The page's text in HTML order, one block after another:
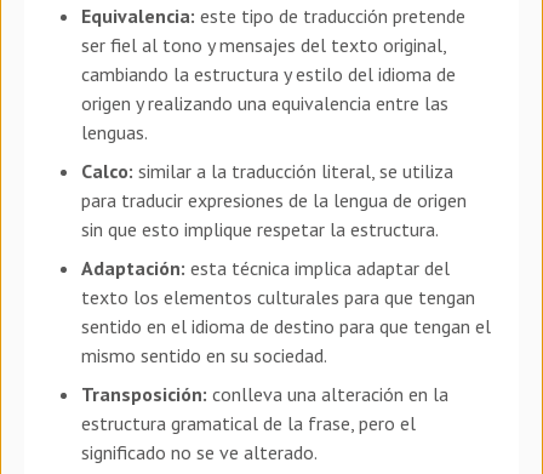
Equivalencia: este tipo de traducción pretende
ser fiel al tono y mensajes del texto original,
cambiando la estructura y estilo del idioma de
origen y realizando una equivalencia entre las
lenguas.
Calco: similar a la traducción literal, se utiliza
para traducir expresiones de la lengua de origen
sin que esto implique respetar la estructura.
Adaptación: esta técnica implica adaptar del
texto los elementos culturales para que tengan
sentido en el idioma de destino para que tengan el
mismo sentido en su sociedad.
Transposición: conlleva una alteración en la
estructura gramatical de la frase, pero el
significado no se ve alterado.